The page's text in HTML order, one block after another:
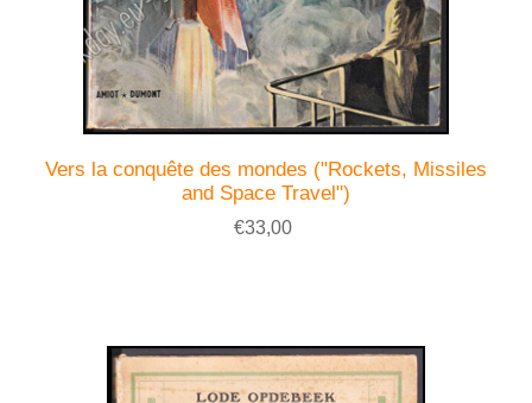
Vers la conquête des mondes ("Rockets, Missiles
and Space Travel")
€33,00